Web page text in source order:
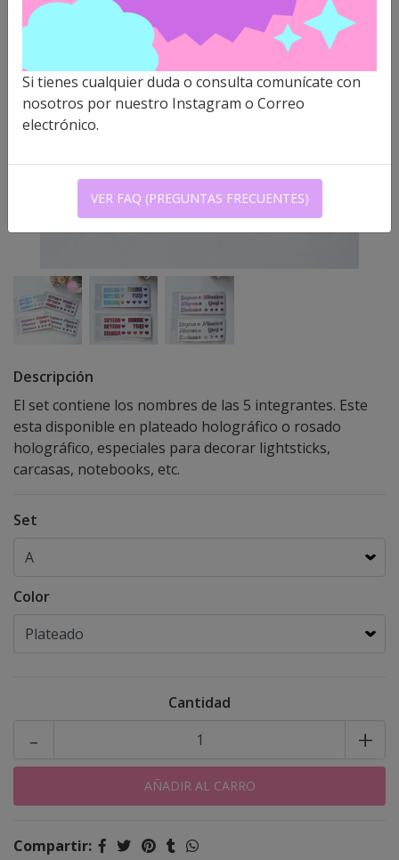
Descripción
El set contiene los nombres de las 5 integrantes. Este
esta disponible en plateado holográfico o rosado
holográfico, especiales para decorar lightsticks,
carcasas, notebooks, etc.
Set
Color
Cantidad
+
-
Compartir:
Si tienes cualquier duda o consulta comunícate con
nosotros por nuestro Instagram o Correo
electrónico.
VER FAQ (PREGUNTAS FRECUENTES)